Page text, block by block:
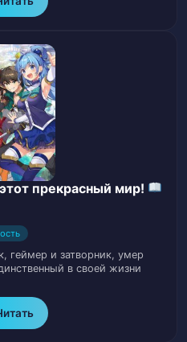
Бьякко
Ребёнок и Новые
Вины и Древняя Магия
и Гот Лоли
Титула и Люди
и Переезд
прекрасный мир!
геймер и затворник, умер
в своей жизни